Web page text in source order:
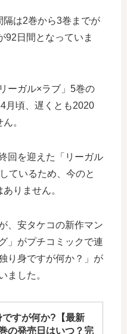
隔は2巻から3巻までが
92日間となっていま
ーガル×ラブ」5巻の
月頃、遅くとも2020
。
回を迎えた「リーガル
ているため、今のと
りません。
、安タケコの新作マン
」がプチコミックで連
り身ですが何か？」が
ました。
ですが何か?【最新
の発売日はいつ？完